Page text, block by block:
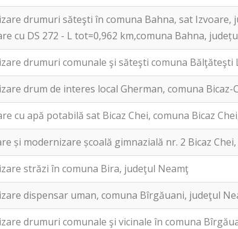
drumuri săteşti în comuna Bahna, sat Izvoare,
cu DS 272 - L tot=0,962 km,comuna Bahna,
drumuri comunale şi săteşti comuna Bălţăteşti
drum de interes local Gherman, comuna Bicaz-
cu apă potabilă sat Bicaz Chei, comuna Bicaz
și modernizare școală gimnazială nr. 2 Bicaz
străzi în comuna Bira, judeţul Neamţ
dispensar uman, comuna Bîrgăuani, judeţul
drumuri comunale şi vicinale în comuna